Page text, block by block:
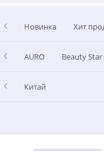
Новинка Хит
AURO Beauty Star
Китай